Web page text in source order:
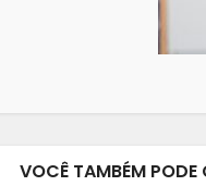
VOCÊ TAMBÉM PODE